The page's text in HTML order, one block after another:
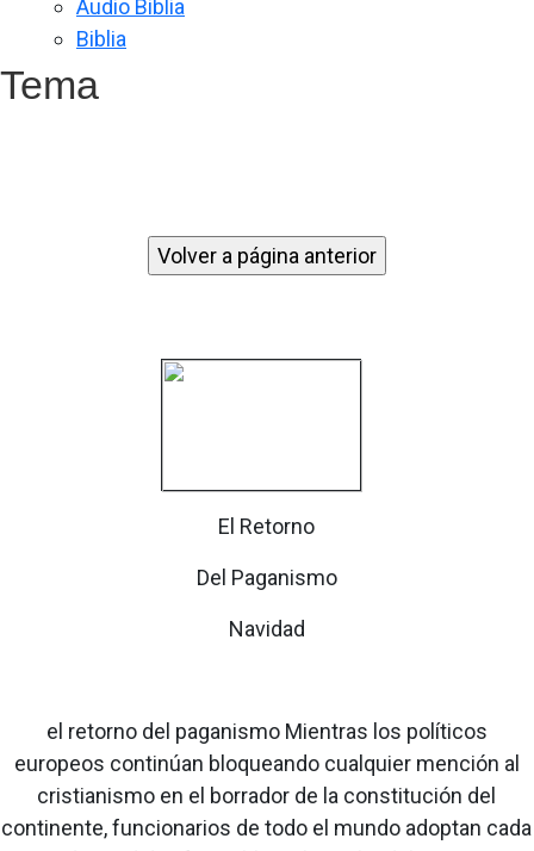
Audio Biblia
Biblia
Tema
El Retorno
Del Paganismo
Navidad
el retorno del paganismo Mientras los políticos
europeos continúan bloqueando cualquier mención al
cristianismo en el borrador de la constitución del
continente, funcionarios de todo el mundo adoptan cada